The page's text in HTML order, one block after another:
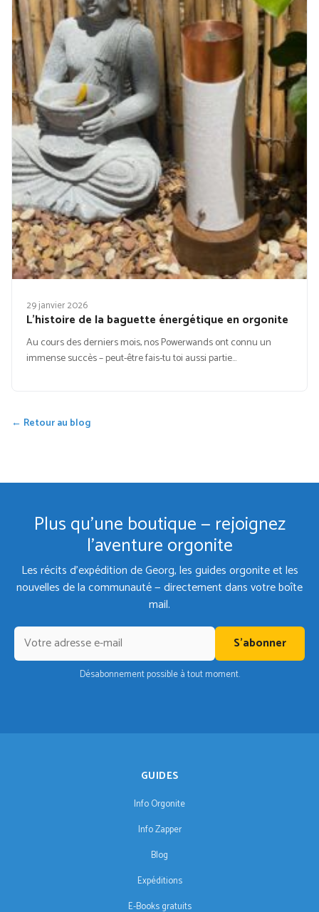
29 janvier 2026
L’histoire de la baguette énergétique en orgonite
Au cours des derniers mois, nos Powerwands ont connu un
immense succès – peut-être fais-tu toi aussi partie…
← Retour au blog
Plus qu'une boutique — rejoignez
l'aventure orgonite
Les récits d'expédition de Georg, les guides orgonite et les
nouvelles de la communauté — directement dans votre boîte
mail.
S'abonner
Désabonnement possible à tout moment.
GUIDES
Info Orgonite
Info Zapper
Blog
Expéditions
E-Books gratuits